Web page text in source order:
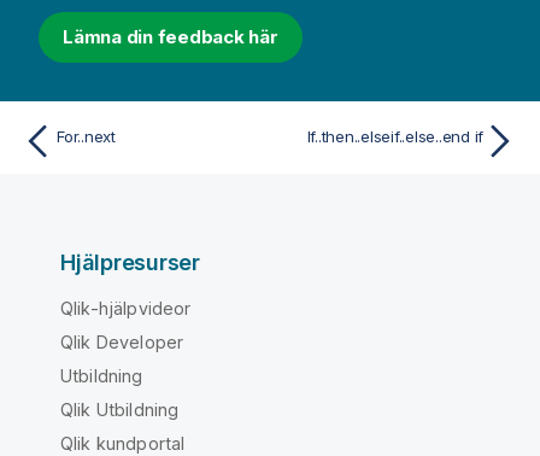
Lämna din feedback här
For..next If..then..elseif..else..end if
Hjälpresurser
Qlik-hjälpvideor
Qlik Developer
Utbildning
Qlik Utbildning
Qlik kundportal